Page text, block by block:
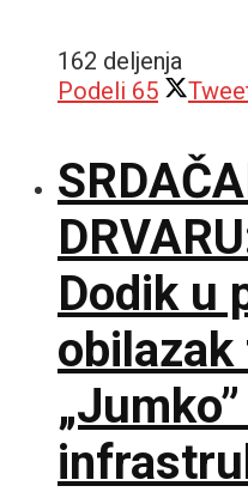
162 deljenja
Podeli 65
Dodik u